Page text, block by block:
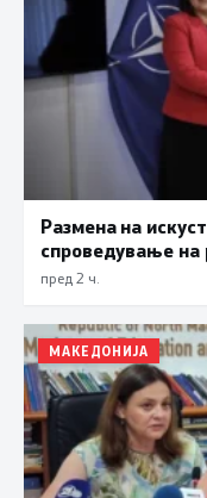
Размена на
спроведување
пред 2 ч.
МАКЕДОНИЈА